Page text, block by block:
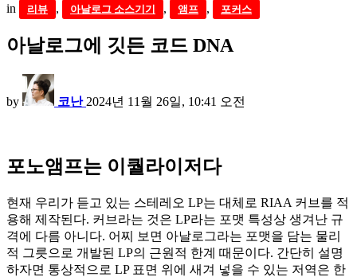
in 리뷰 , 아날로그 소스기기 , 앰프 , 포커스
아날로그에 깃든 코드 DNA
by 코난 2024년 11월 26일, 10:41 오전
포노앰프는 이퀄라이저다
현재 우리가 듣고 있는 스테레오 LP는 대체로 RIAA 커브를 적
용해 제작된다. 커브라는 것은 LP라는 포맷 특성상 생겨난 규
격에 다름 아니다. 어찌 보면 아날로그라는 포맷을 담는 물리
적 그릇으로 개발된 LP의 근원적 한계 때문이다. 간단히 설명
하자면 통상적으로 LP 표면 위에 새겨 넣을 수 있는 저역은 한